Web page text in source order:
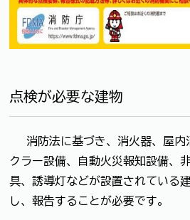
点検が必要な建物
消防法に基づき、消火器、屋内
クラー設備、自動火災報知設備、
具、誘導灯などが設置されている
し、報告することが必要です。